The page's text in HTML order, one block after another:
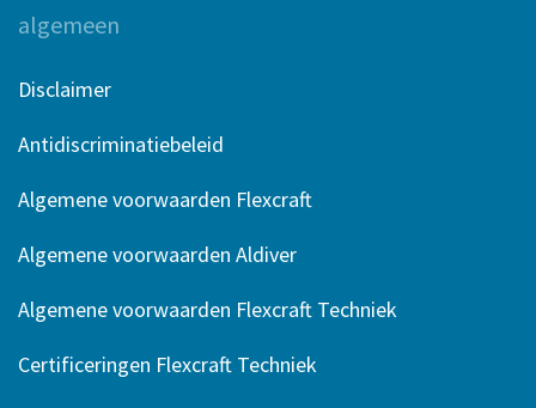
algemeen
Disclaimer
Antidiscriminatiebeleid
Algemene voorwaarden Flexcraft
Algemene voorwaarden Aldiver
Algemene voorwaarden Flexcraft Techniek
Certificeringen Flexcraft Techniek